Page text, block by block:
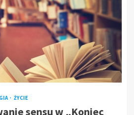
ŻYCIE
sensu w „Koniec